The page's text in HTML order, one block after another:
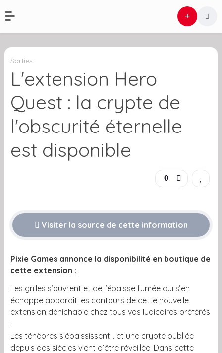
Sorties
L'extension Hero
Quest : la crypte de
l'obscurité éternelle
est disponible
0
Visiter la source de cette information
Pixie Games annonce la disponibilité en boutique de
cette extension :
Les grilles s’ouvrent et de l’épaisse fumée qui s’en
échappe apparaît les contours de cette nouvelle
extension dénichable chez tous vos ludicaires préférés
!
Les ténèbres s’épaississent… et une crypte oubliée
depuis des siècles vient d’être réveillée. Dans cette